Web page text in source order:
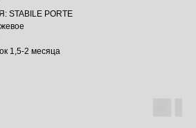
PORTE
1,5-2 месяца